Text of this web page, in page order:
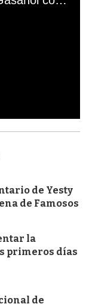
de Yesty
de Famosos
la
primeros días
de